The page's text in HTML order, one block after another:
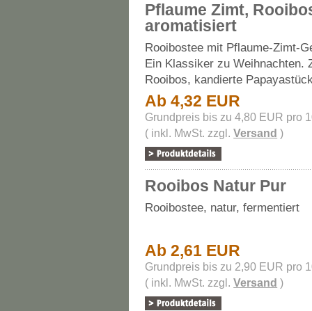
Pflaume Zimt,
aromatisiert
Rooibostee mit Pflaume-Zimt-
Ein Klassiker zu Weihnachten.
Rooibos, kandierte
Ab 4,32 EUR
Grundpreis bis zu 4,80 EUR pro
( inkl. MwSt. zzgl.Versand )
Rooibos Natur Pur
Rooibostee, natur, fermentiert
Ab 2,61 EUR
Grundpreis bis zu 2,90 EUR pro
( inkl. MwSt. zzgl.Versand )